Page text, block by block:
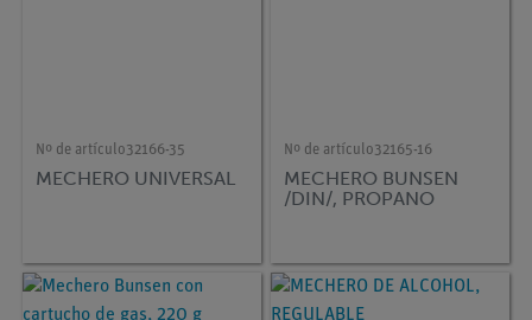
Nº de artículo32166-35
MECHERO UNIVERSAL
Nº de artículo32165-16
MECHERO BUNSEN
/DIN/, PROPANO